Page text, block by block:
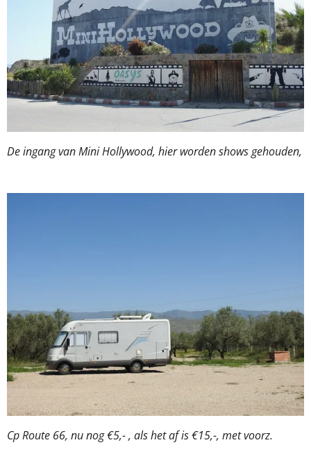
De ingang van Mini Hollywood, hier worden shows gehouden,
Cp Route 66, nu nog €5,- , als het af is €15,-, met voorz.